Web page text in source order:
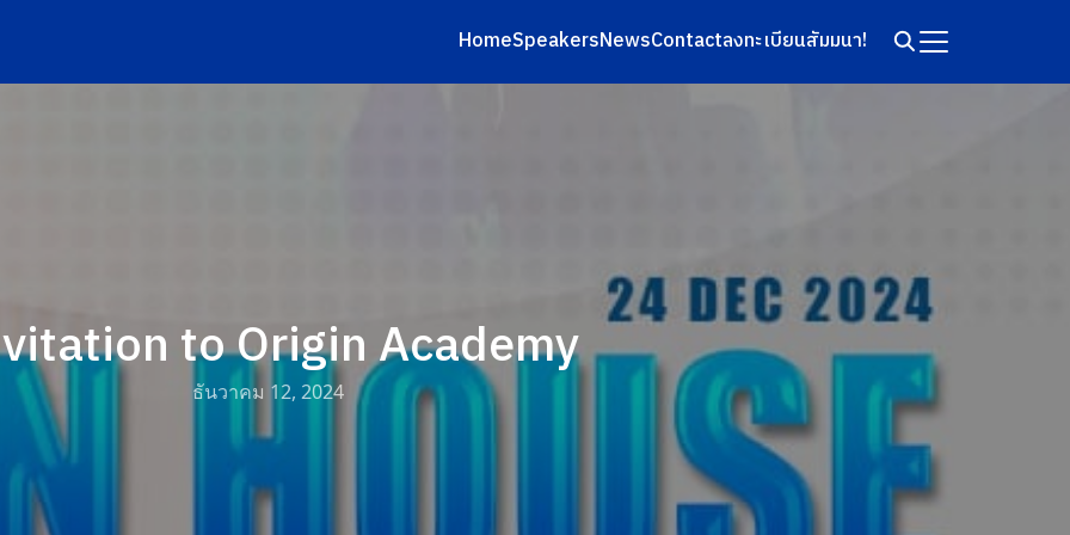
HomeSpeakersNewsContactลงทะเบียนสัมมนา!
to Origin Academy
ธันวาคม 12, 2024